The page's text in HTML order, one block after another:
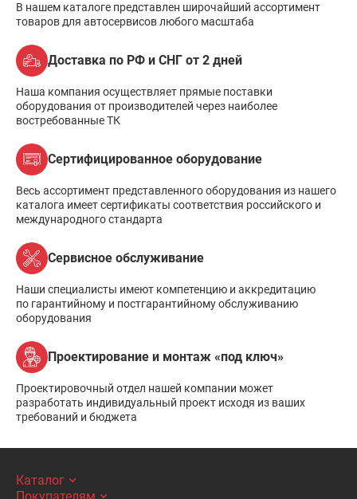
В нашем каталоге представлен широчайший ассортимент
товаров для автосервисов любого масштаба
Доставка по РФ и СНГ от 2 дней
Наша компания осуществляет прямые поставки
оборудования от производителей через наиболее
востребованные ТК
Сертифицированное оборудование
Весь ассортимент представленного оборудования из нашего
каталога имеет сертификаты соответствия российского и
международного стандарта
Сервисное обслуживание
Наши специалисты имеют компетенцию и аккредитацию
по гарантийному и постгарантийному обслуживанию
оборудования
Проектирование и монтаж «под ключ»
Проектировочный отдел нашей компании может
разработать индивидуальный проект исходя из ваших
требований и бюджета
Каталог
Покупателям